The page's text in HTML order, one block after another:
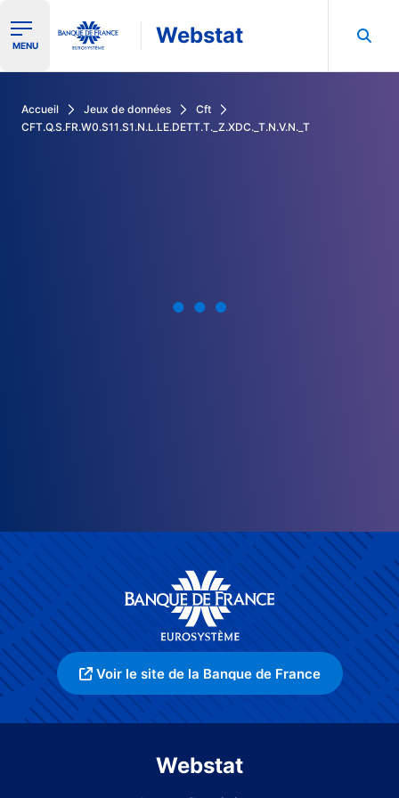
Ouvrir le menu de navigation
MENU Webstat
Accueil Jeux de données
Cft
CFT.Q.S.FR.W0.S11.S1.N.L.LE.DETT.T._Z.XDC._T.N.V.N._T
Voir le site de la Banque de France
Webstat